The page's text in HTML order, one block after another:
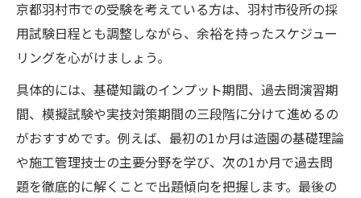
京都羽村市での受験を考えている方は、羽村市役所の採
用試験日程とも調整しながら、余裕を持ったスケジュー
リングを心がけましょう。
具体的には、基礎知識のインプット期間、過去問演習期
間、模擬試験や実技対策期間の三段階に分けて進めるの
がおすすめです。例えば、最初の1か月は造園の基礎理論
や施工管理技士の主要分野を学び、次の1か月で過去問
題を徹底的に解くことで出題傾向を把握します。最後の